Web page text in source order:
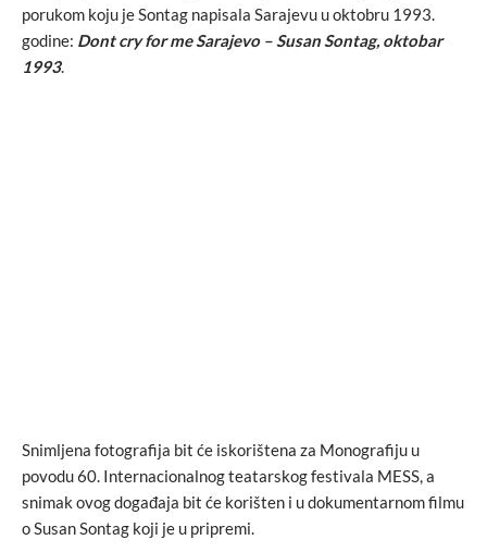
porukom koju je Sontag napisala Sarajevu u oktobru 1993.
godine: Dont cry for me Sarajevo – Susan Sontag, oktobar
1993.
Snimljena fotografija bit će iskorištena za Monografiju u
povodu 60. Internacionalnog teatarskog festivala MESS, a
snimak ovog događaja bit će korišten i u dokumentarnom filmu
o Susan Sontag koji je u pripremi.